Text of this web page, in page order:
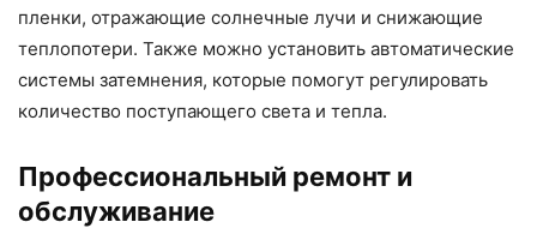
пленки, отражающие солнечные лучи и снижающие
теплопотери. Также можно установить автоматические
системы затемнения, которые помогут регулировать
количество поступающего света и тепла.
Профессиональный ремонт и
обслуживание